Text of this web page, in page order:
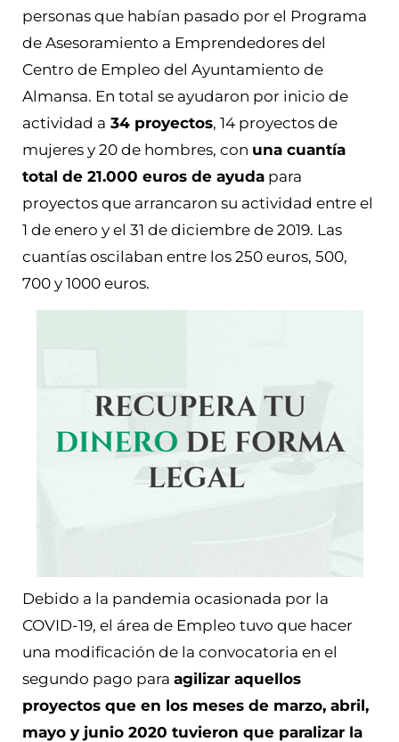
personas que habían pasado por el Programa
de Asesoramiento a Emprendedores del
Centro de Empleo del Ayuntamiento de
Almansa. En total se ayudaron por inicio de
actividad a 34 proyectos, 14 proyectos de
mujeres y 20 de hombres, con una cuantía
total de 21.000 euros de ayuda para
proyectos que arrancaron su actividad entre el
1 de enero y el 31 de diciembre de 2019. Las
cuantías oscilaban entre los 250 euros, 500,
700 y 1000 euros.
Debido a la pandemia ocasionada por la
COVID-19, el área de Empleo tuvo que hacer
una modificación de la convocatoria en el
segundo pago para agilizar aquellos
proyectos que en los meses de marzo, abril,
mayo y junio 2020 tuvieron que paralizar la